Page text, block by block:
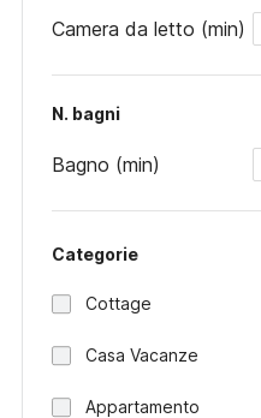
Camera da letto (min)
N. bagni
Bagno (min)
Categorie
Cottage
Casa Vacanze
Appartamento